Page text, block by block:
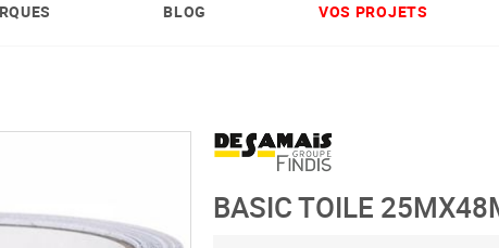
BLOG VOS PROJETS
BASIC TOILE